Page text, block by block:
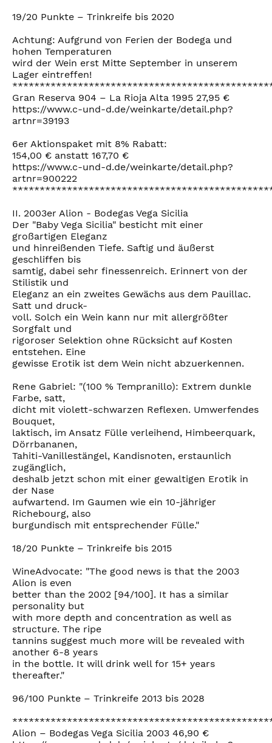
19/20 Punkte – Trinkreife bis 2020
Achtung: Aufgrund von Ferien der Bodega und
hohen Temperaturen
wird der Wein erst Mitte September in unserem
Lager eintreffen!
Gran Reserva 904 – La Rioja Alta 1995 27,95 €
https://www.c-und-d.de/weinkarte/detail.php?
artnr=39193
6er Aktionspaket mit 8% Rabatt:
154,00 € anstatt 167,70 €
https://www.c-und-d.de/weinkarte/detail.php?
artnr=900222
II. 2003er Alion - Bodegas Vega Sicilia
Der "Baby Vega Sicilia" besticht mit einer
großartigen Eleganz
und hinreißenden Tiefe. Saftig und äußerst
geschliffen bis
samtig, dabei sehr finessenreich. Erinnert von der
Stilistik und
Eleganz an ein zweites Gewächs aus dem Pauillac.
Satt und druck-
voll. Solch ein Wein kann nur mit allergrößter
Sorgfalt und
rigoroser Selektion ohne Rücksicht auf Kosten
entstehen. Eine
gewisse Erotik ist dem Wein nicht abzuerkennen.
Rene Gabriel: "(100 % Tempranillo): Extrem dunkle
Farbe, satt,
dicht mit violett-schwarzen Reflexen. Umwerfendes
Bouquet,
laktisch, im Ansatz Fülle verleihend, Himbeerquark,
Dörrbananen,
Tahiti-Vanillestängel, Kandisnoten, erstaunlich
zugänglich,
deshalb jetzt schon mit einer gewaltigen Erotik in
der Nase
aufwartend. Im Gaumen wie ein 10-jähriger
Richebourg, also
burgundisch mit entsprechender Fülle."
18/20 Punkte – Trinkreife bis 2015
WineAdvocate: "The good news is that the 2003
Alion is even
better than the 2002 [94/100]. It has a similar
personality but
with more depth and concentration as well as
structure. The ripe
tannins suggest much more will be revealed with
another 6-8 years
in the bottle. It will drink well for 15+ years
thereafter."
96/100 Punkte – Trinkreife 2013 bis 2028
Alion – Bodegas Vega Sicilia 2003 46,90 €